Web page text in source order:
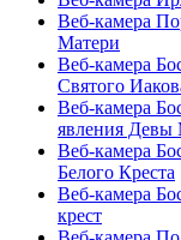
Веб-камера
Матери
Веб-камера
Святого
Веб-камера
явления Девы
Веб-камера
Белого Креста
Веб-камера
крест